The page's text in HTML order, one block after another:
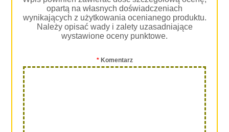
opartą na własnych doświadczeniach
wynikających z użytkowania ocenianego produktu.
Należy opisać wady i zalety uzasadniające
wystawione oceny punktowe.
*Komentarz